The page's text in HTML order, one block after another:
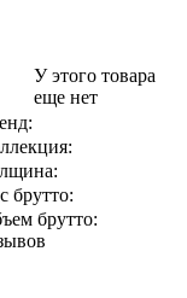
:
:
брутто:
брутто:
У этого товара
еще нет